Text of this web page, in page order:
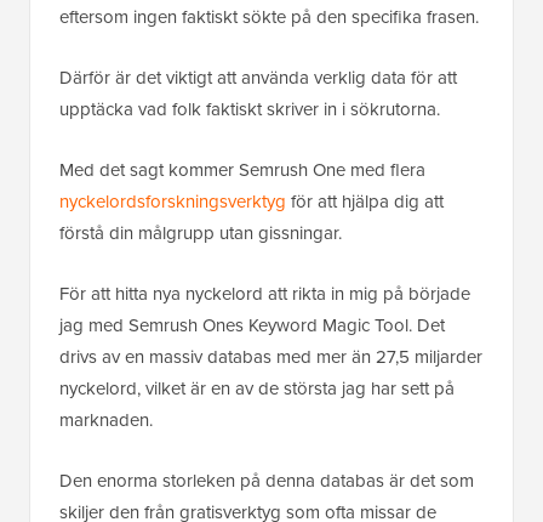
eftersom ingen faktiskt sökte på den specifika frasen.
Därför är det viktigt att använda verklig data för att
upptäcka vad folk faktiskt skriver in i sökrutorna.
Med det sagt kommer Semrush One med flera
nyckelordsforskningsverktyg för att hjälpa dig att
förstå din målgrupp utan gissningar.
För att hitta nya nyckelord att rikta in mig på började
jag med Semrush Ones Keyword Magic Tool. Det
drivs av en massiv databas med mer än 27,5 miljarder
nyckelord, vilket är en av de största jag har sett på
marknaden.
Den enorma storleken på denna databas är det som
skiljer den från gratisverktyg som ofta missar de